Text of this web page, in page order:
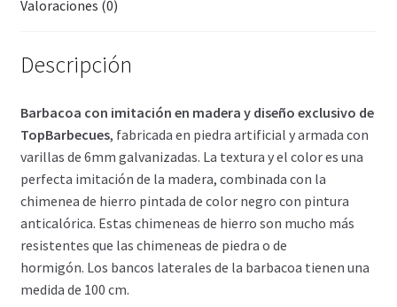
Valoraciones (0)
Descripción
Barbacoa con imitación en madera y diseño exclusivo de
TopBarbecues, fabricada en piedra artificial y armada con
varillas de 6mm galvanizadas. La textura y el color es una
perfecta imitación de la madera, combinada con la
chimenea de hierro pintada de color negro con pintura
anticalórica. Estas chimeneas de hierro son mucho más
resistentes que las chimeneas de piedra o de
hormigón. Los bancos laterales de la barbacoa tienen una
medida de 100 cm.